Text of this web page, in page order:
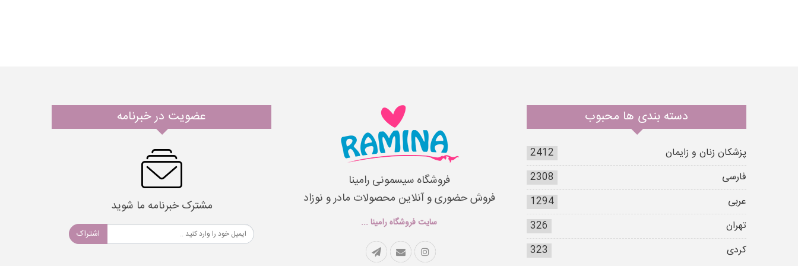
دسته بندی ها محبوب
پزشکان زنان و زایمان
2412
فارسی
2308
عربی
1294
تهران
326
کردی
323
فروشگاه سیسمونی رامینا
فروش حضوری و آنلاین محصولات مادر و نوزاد
سایت فروشگاه رامینا ...
عضویت در خبرنامه
مشترک خبرنامه ما شوید
اشتراک